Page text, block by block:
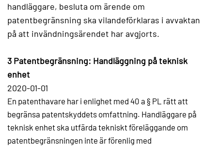
handläggare, besluta om ärende om
patentbegränsning ska vilandeförklaras i avvaktan
på att invändningsärendet har avgjorts.
3 Patentbegränsning: Handläggning på teknisk
enhet
2020-01-01
En patenthavare har i enlighet med 40 a § PL rätt att
begränsa patentskyddets omfattning. Handläggare på
teknisk enhet ska utfärda tekniskt föreläggande om
patentbegränsningen inte är förenlig med